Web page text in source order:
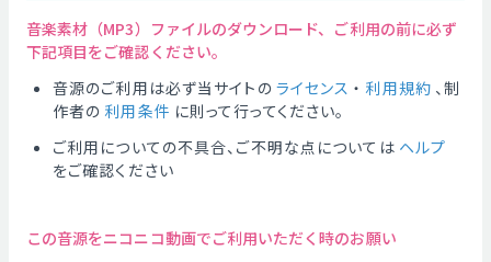
音楽素材（MP3）ファイルのダウンロード、ご利用の前に必ず
下記項目をご確認ください。
音源のご利用は必ず当サイトの ライセンス ・ 利用規約 、制
作者の 利用条件 に則って行ってください。
ご利用についての不具合、ご不明な点については ヘルプ
をご確認ください
この音源をニコニコ動画でご利用いただく時のお願い